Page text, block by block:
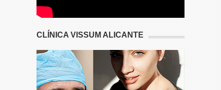
CLÍNICA VISSUM ALICANTE